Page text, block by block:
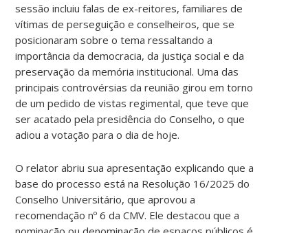
sessão incluiu falas de ex-reitores, familiares de
vítimas de perseguição e conselheiros, que se
posicionaram sobre o tema ressaltando a
importância da democracia, da justiça social e da
preservação da memória institucional. Uma das
principais controvérsias da reunião girou em torno
de um pedido de vistas regimental, que teve que
ser acatado pela presidência do Conselho, o que
adiou a votação para o dia de hoje.
O relator abriu sua apresentação explicando que a
base do processo está na Resolução 16/2025 do
Conselho Universitário, que aprovou a
recomendação nº 6 da CMV. Ele destacou que a